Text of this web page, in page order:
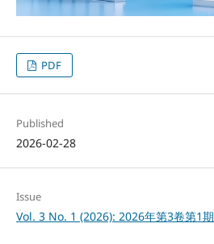
PDF
Published
2026-02-28
Issue
Vol. 3 No. 1 (2026): 2026年第3卷第1期